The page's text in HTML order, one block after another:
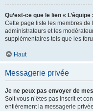
Qu’est-ce que le lien « L’équipe
Cette page liste les membres de
administrateurs et les
supplémentaires tels que les
Haut
Messagerie privée
Je ne peux pas envoyer de
Soit vous n’êtes pas inscrit et
entièrement la messagerie